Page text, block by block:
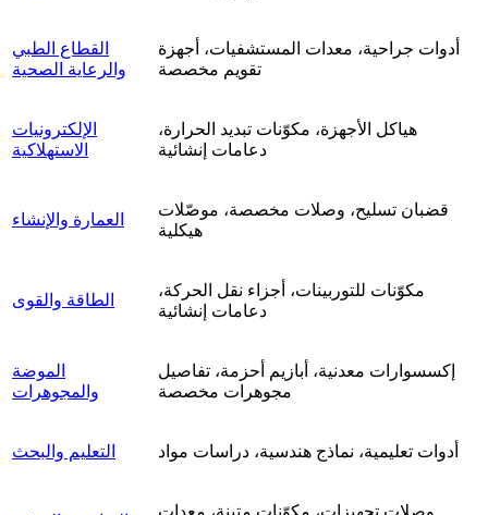
القطاع الطبي
والرعاية الصحية
أدوات جراحية، معدات المستشفيات، أجهزة
تقويم مخصصة
الإلكترونيات
الاستهلاكية
هياكل الأجهزة، مكوّنات تبديد الحرارة،
دعامات إنشائية
العمارة والإنشاء
قضبان تسليح، وصلات مخصصة، موصّلات
هيكلية
الطاقة والقوى
مكوّنات للتوربينات، أجزاء نقل الحركة،
دعامات إنشائية
الموضة
والمجوهرات
إكسسوارات معدنية، أبازيم أحزمة، تفاصيل
مجوهرات مخصصة
التعليم والبحث أدوات تعليمية، نماذج هندسية، دراسات مواد
وصلات تجهيزات، مكوّنات متينة، معدات